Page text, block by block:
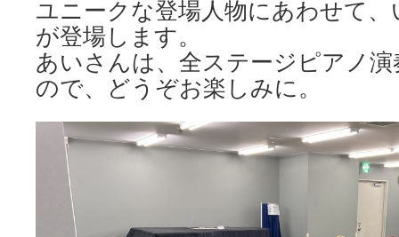
ユニークな登場人物にあわせて
が登場します。
あいさんは、全ステージピアノ
ので、どうぞお楽しみに。